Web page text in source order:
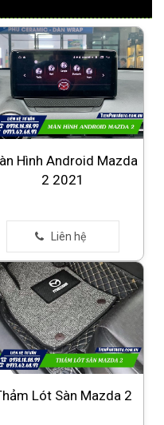
Hình Android Mazda
2 2021
Lót Sàn Mazda 2